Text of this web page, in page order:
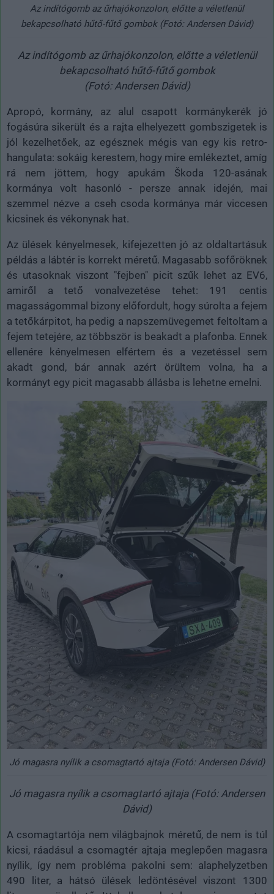
Az indítógomb az űrhajókonzolon, előtte a véletlenül
bekapcsolható hűtő-fűtő gombok (Fotó: Andersen Dávid)
Az indítógomb az űrhajókonzolon, előtte a véletlenül
bekapcsolható hűtő-fűtő gombok
(Fotó: Andersen Dávid)
Apropó, kormány, az alul csapott kormánykerék jó
fogásúra sikerült és a rajta elhelyezett gombszigetek is
jól kezelhetőek, az egésznek mégis van egy kis retro-
hangulata: sokáig kerestem, hogy mire emlékeztet, amíg
rá nem jöttem, hogy apukám Škoda 120-asának
kormánya volt hasonló - persze annak idején, mai
szemmel nézve a cseh csoda kormánya már viccesen
kicsinek és vékonynak hat.
Az ülések kényelmesek, kifejezetten jó az oldaltartásuk
példás a lábtér is korrekt méretű. Magasabb sofőröknek
és utasoknak viszont "fejben" picit szűk lehet az EV6,
amiről a tető vonalvezetése tehet: 191 centis
magasságommal bizony előfordult, hogy súrolta a fejem
a tetőkárpitot, ha pedig a napszemüvegemet feltoltam a
fejem tetejére, az többször is beakadt a plafonba. Ennek
ellenére kényelmesen elfértem és a vezetéssel sem
akadt gond, bár annak azért örültem volna, ha a
kormányt egy picit magasabb állásba is lehetne emelni.
Jó magasra nyílik a csomagtartó ajtaja (Fotó: Andersen Dávid)
Jó magasra nyílik a csomagtartó ajtaja (Fotó: Andersen
Dávid)
A csomagtartója nem világbajnok méretű, de nem is túl
kicsi, ráadásul a csomagtér ajtaja meglepően magasra
nyílik, így nem probléma pakolni sem: alaphelyzetben
490 liter, a hátsó ülések ledöntésével viszont 1300